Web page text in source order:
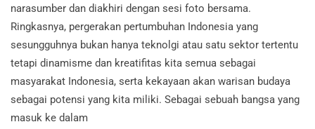
narasumber dan diakhiri dengan sesi foto bersama.
Ringkasnya, pergerakan pertumbuhan Indonesia yang
sesungguhnya bukan hanya teknolgi atau satu sektor tertentu
tetapi dinamisme dan kreatifitas kita semua sebagai
masyarakat Indonesia, serta kekayaan akan warisan budaya
sebagai potensi yang kita miliki. Sebagai sebuah bangsa yang
masuk ke dalam